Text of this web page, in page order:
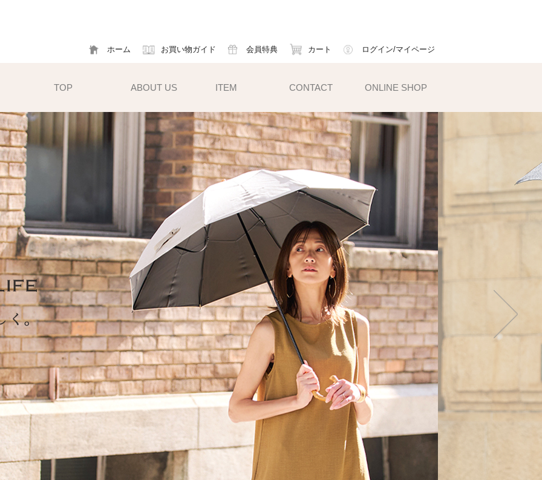
ホーム お買い物ガイド 会員特典 カート ログイン/マイページ
TOP ABOUT US ITEM
）
い小ぶ
雨傘と
ように
たたま
帽子
キャスケット
サンバイザー
異素材タイプ
ハットクリップ
ハットライナー
小物雑貨
フェイスマスク
アームカバー
ソックス
CONTACT ONLINE SHOP